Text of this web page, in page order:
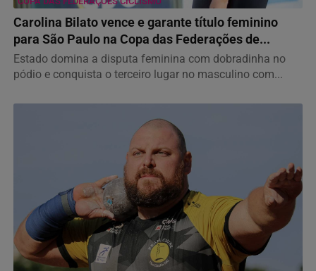
Carolina Bilato vence e garante título feminino
para São Paulo na Copa das Federações de...
Estado domina a disputa feminina com dobradinha no
pódio e conquista o terceiro lugar no masculino com...